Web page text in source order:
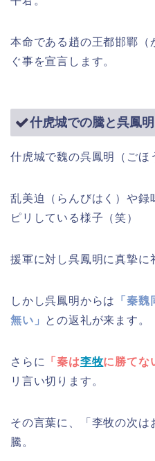
本命である趙の王都邯鄲（
ぐ事を宣言します。
什虎城での騰と呉鳳
什虎城で魏の呉鳳明（ごほ
乱美迫（らんびはく）や録
ピリしている様子（笑）
援軍に対し呉鳳明に真摯に
しかし呉鳳明からは
「秦
無い」 との返礼が来ます。
さらに 「秦は李牧に勝てな
リ言い切ります。
その言葉に、「李牧の次は
騰。